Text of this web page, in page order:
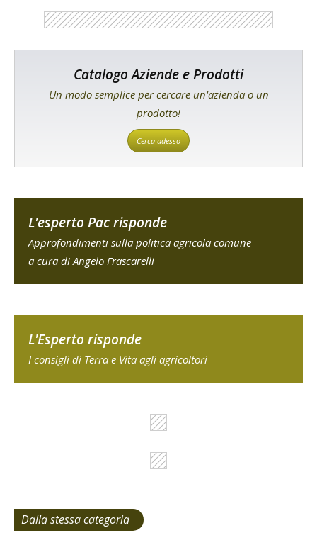
Catalogo Aziende e Prodotti
Un modo semplice per cercare un'azienda o un
prodotto!
Cerca adesso
L'esperto Pac risponde
Approfondimenti sulla politica agricola comune
a cura di Angelo Frascarelli
L'Esperto risponde
I consigli di Terra e Vita agli agricoltori
Dalla stessa categoria